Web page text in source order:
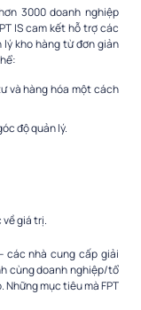
3000 doanh nghiệp
IS cam kết hỗ trợ các
kho hàng từ đơn giản
và hàng hóa một cách
độ quản lý.
giá trị.
các nhà cung cấp giải
cùng doanh nghiệp/tổ
mục tiêu mà FPT